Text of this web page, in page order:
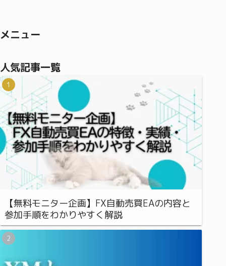
メニュー
人気記事一覧
【無料モニター企画】FX自動売買EAの内容と
参加手順をわかりやすく解説